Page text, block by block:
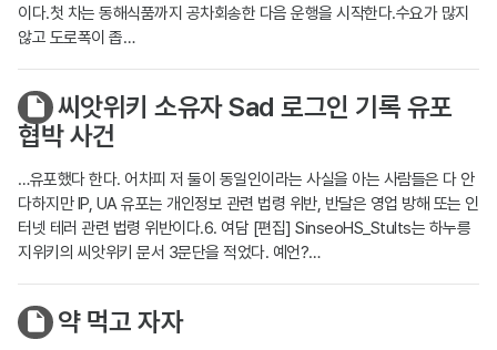
이다.첫 차는 동해식품까지 공차회송한 다음 운행을 시작한다.수요가 많지
않고 도로폭이 좁…
씨앗위키 소유자 Sad 로그인 기록 유포
협박 사건
…유포했다 한다. 어차피 저 둘이 동일인이라는 사실을 아는 사람들은 다 안
다하지만 IP, UA 유포는 개인정보 관련 법령 위반, 반달은 영업 방해 또는 인
터넷 테러 관련 법령 위반이다.6. 여담 [편집] SinseoHS_Stults는 하누릉
지위키의 씨앗위키 문서 3문단을 적었다. 예언?…
약 먹고 자자